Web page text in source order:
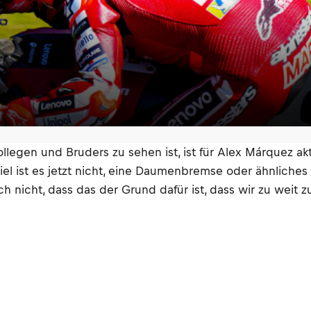
und Bruders zu sehen ist, ist für Alex Márquez
ist es jetzt nicht, eine Daumenbremse oder
nicht, dass das der Grund dafür ist, dass wir zu weit